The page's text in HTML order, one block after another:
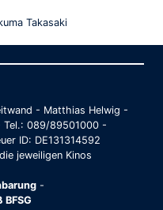
Takasaki
- Matthias Helwig -
Tel.: 089/89501000 -
ID: DE131314592
jeweiligen Kinos
-